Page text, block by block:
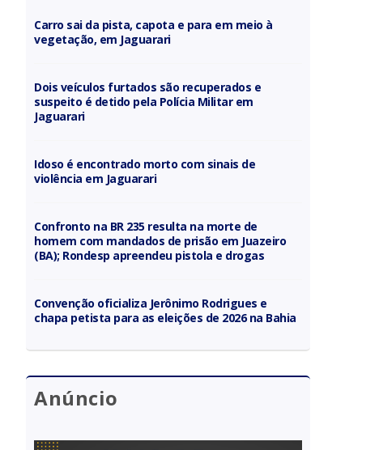
Carro sai da pista, capota e para em meio à
vegetação, em Jaguarari
Dois veículos furtados são recuperados e
suspeito é detido pela Polícia Militar em
Jaguarari
Idoso é encontrado morto com sinais de
violência em Jaguarari
Confronto na BR 235 resulta na morte de
homem com mandados de prisão em Juazeiro
(BA); Rondesp apreendeu pistola e drogas
Convenção oficializa Jerônimo Rodrigues e
chapa petista para as eleições de 2026 na Bahia
Anúncio